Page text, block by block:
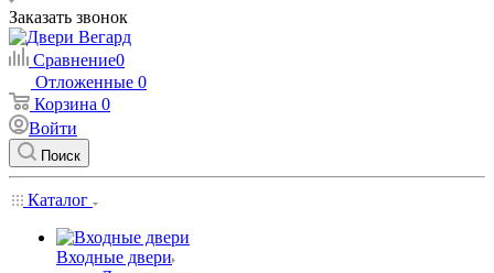
Заказать звонок
Сравнение0
Отложенные 0
Корзина 0
Войти
Поиск
Каталог
Входные двери